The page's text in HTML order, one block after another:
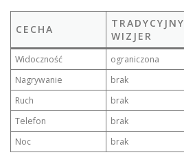
CECHA
TRADYCYJNY
WIZJER
Widoczność ograniczona
Nagrywanie
brak
Ruch
brak
Telefon
brak
Noc
brak